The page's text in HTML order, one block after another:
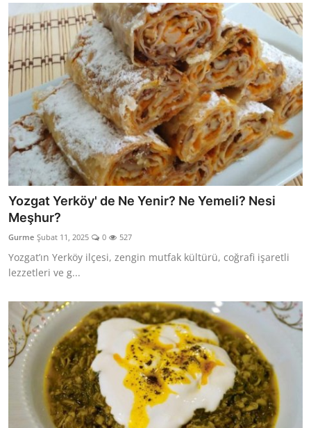
Yozgat Yerköy' de Ne Yenir? Ne Yemeli? Nesi
Meşhur?
Gurme Şubat 11, 2025 0 527
Yozgat’ın Yerköy ilçesi, zengin mutfak kültürü, coğrafi işaretli
lezzetleri ve g...